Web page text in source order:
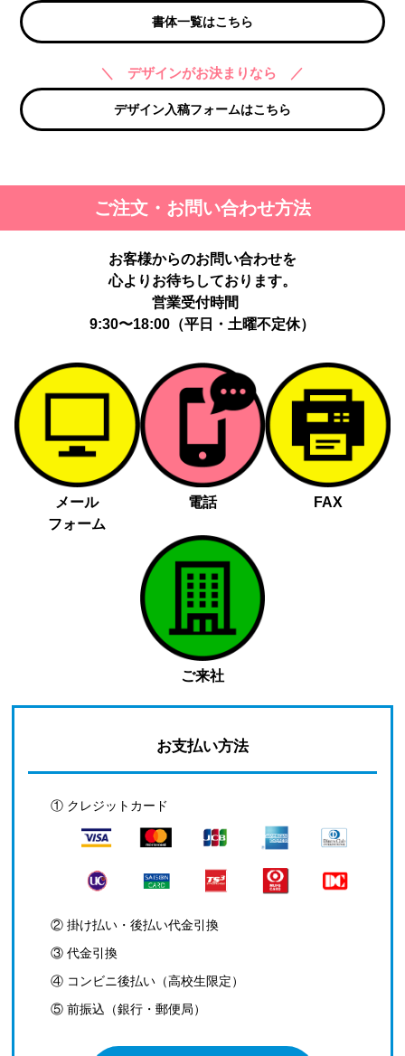
書体一覧はこちら
＼ デザインがお決まりなら ／
デザイン入稿フォームはこちら
ご注文・お問い合わせ方法
お客様からのお問い合わせを
心よりお待ちしております。
営業受付時間
9:30〜18:00（平日・土曜不定休）
メール
フォーム
電話 FAX
ご来社
お支払い方法
① クレジットカード
② 掛け払い・後払い代金引換
③ 代金引換
④ コンビニ後払い（高校生限定）
⑤ 前振込（銀行・郵便局）